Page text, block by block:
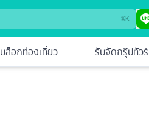
⌘K
บล็อกท่องเที่ยว รับจัดกรุ๊ปทัวร์